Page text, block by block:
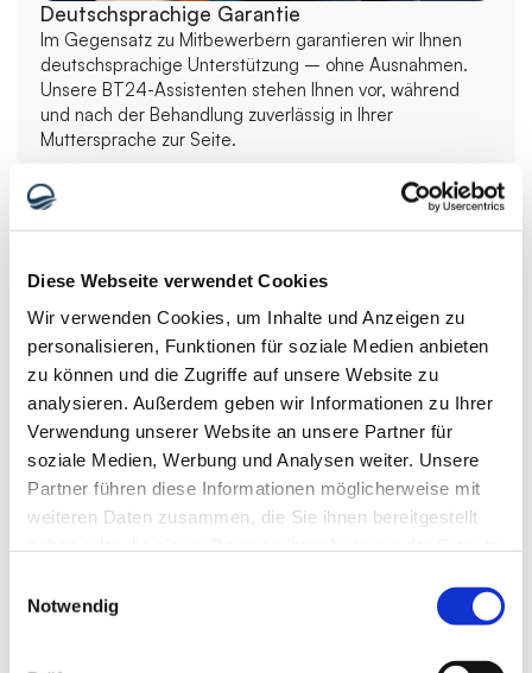
Diese Webseite verwendet Cookies
Wir verwenden Cookies, um Inhalte und Anzeigen zu
personalisieren, Funktionen für soziale Medien anbieten
zu können und die Zugriffe auf unsere Website zu
analysieren. Außerdem geben wir Informationen zu Ihrer
Verwendung unserer Website an unsere Partner für
soziale Medien, Werbung und Analysen weiter. Unsere
Partner führen diese Informationen möglicherweise mit
weiteren Daten zusammen, die Sie ihnen bereitgestellt
Notwendig
Deutschsprachige Garantie
Im Gegensatz zu Mitbewerbern garantieren wir Ihnen
deutschsprachige Unterstützung – ohne Ausnahmen.
Unsere BT24-Assistenten stehen Ihnen vor, während
und nach der Behandlung zuverlässig in Ihrer
Muttersprache zur Seite.
Keine Vorkasse – Zahlung erst in Istanbul
Ihre Terminreservierung erfordert keine Vorauszahlung,
da uns wichtig ist, dass Sie zuerst Vertrauen in den Arzt
gewinnen. Wir von der Qualität unseres Services
überzeugt – deshalb zahlen Sie erst vor Ort.